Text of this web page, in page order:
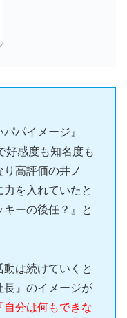
パイメージ』
好感度も知名度も
高評価の井ノ
を入れていたと
ーの後任？』と
動は続けていくと
長』のイメージが
自分は何もできな